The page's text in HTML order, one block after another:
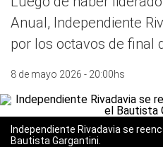
Anual, Independiente
por los octavos de final
8 de mayo 2026 - 20:00hs
Independiente Rivadavia se
Bautista Gargantini.